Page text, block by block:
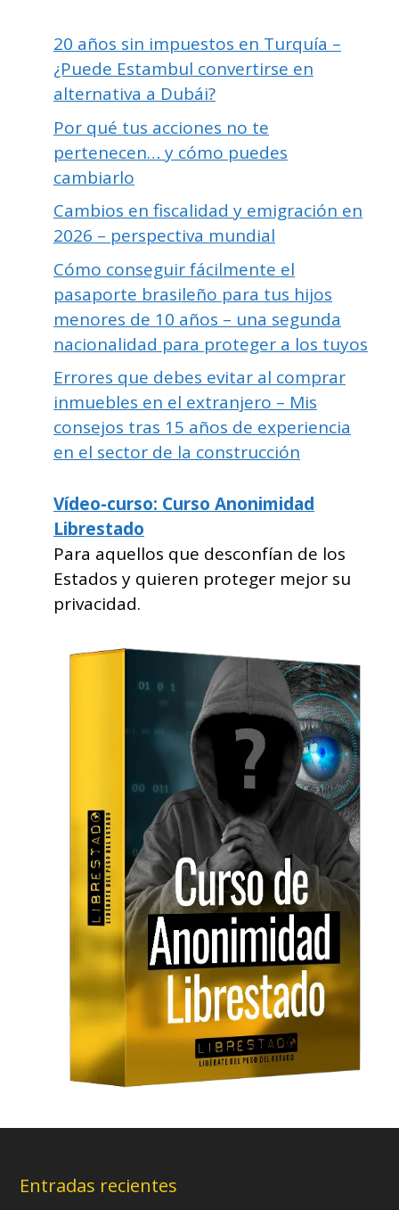
20 años sin impuestos en Turquía –
¿Puede Estambul convertirse en
alternativa a Dubái?
Por qué tus acciones no te
pertenecen… y cómo puedes
cambiarlo
Cambios en fiscalidad y emigración en
2026 – perspectiva mundial
Cómo conseguir fácilmente el
pasaporte brasileño para tus hijos
menores de 10 años – una segunda
nacionalidad para proteger a los tuyos
Errores que debes evitar al comprar
inmuebles en el extranjero – Mis
consejos tras 15 años de experiencia
en el sector de la construcción
Vídeo-curso: Curso Anonimidad
Librestado
Para aquellos que desconfían de los
Estados y quieren proteger mejor su
privacidad.
Entradas recientes